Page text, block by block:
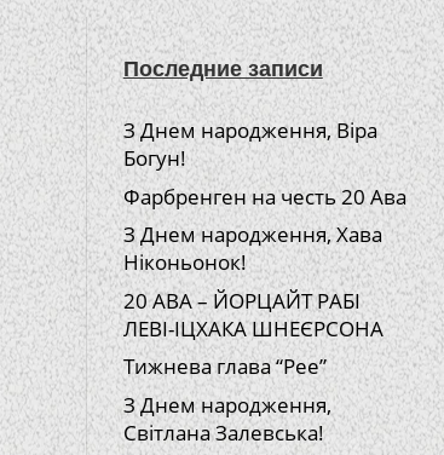
Последние записи
З Днем народження, Віра
Богун!
Фарбренген на честь 20 Ава
З Днем народження, Хава
Ніконьонок!
20 АВА – ЙОРЦАЙТ РАБІ
ЛЕВІ-ІЦХАКА ШНЕЄРСОНА
Тижнева глава “Рее”
З Днем народження,
Світлана Залевська!